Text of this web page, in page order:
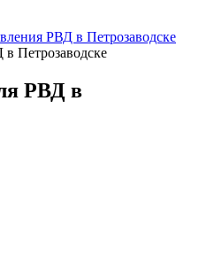
РВД в Петрозаводске
Петрозаводске
РВД в